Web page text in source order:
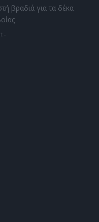
βραδιά για τα δέκα
-